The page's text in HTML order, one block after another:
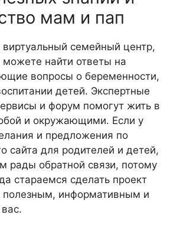
мам и пап
виртуальный семейный центр,
найти ответы на
вопросы о беременности,
детей. Экспертные
и форум помогут жить в
и окружающими. Если у
и предложения по
сайта для родителей и детей,
рады обратной связи, потому
стараемся сделать проект
полезным, информативным и